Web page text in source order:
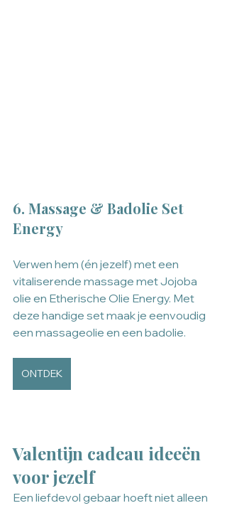
6. Massage & Badolie Set
Energy
Verwen hem (én jezelf) met een
vitaliserende massage met Jojoba
olie en Etherische Olie Energy. Met
deze handige set maak je eenvoudig
een massageolie en een badolie.
ONTDEK
Valentijn cadeau ideeën
voor jezelf
Een liefdevol gebaar hoeft niet alleen